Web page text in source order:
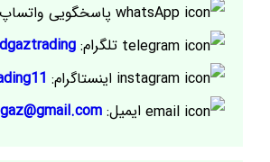
پاسخگویی
تلگرام:
اینستاگرام:
ایمیل: